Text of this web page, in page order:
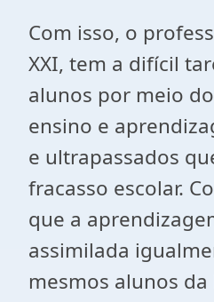
Com isso, o
XXI, tem a difícil
alunos por meio
ensino e
e ultrapassados
fracasso escolar.
que a
assimilada
mesmos alunos da